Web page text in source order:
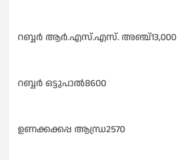
റബ്ബർ ആർ.എസ്.എസ്. അഞ്ച്13,000
റബ്ബർ ഒട്ടുപാൽ8600
ഉണക്കക്കപ്പ ആന്ധ്ര2570